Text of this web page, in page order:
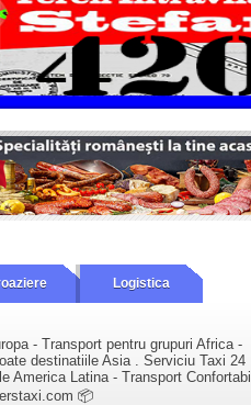
Logistica
- Transport pentru grupuri Africa -
destinatiile Asia . Serviciu Taxi 24
America Latina - Transport Confortabil
📦